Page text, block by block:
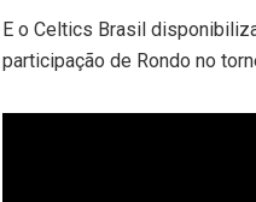
E o Celtics Brasil
participação de Rondo no